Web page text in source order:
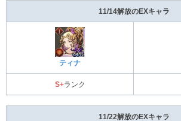
11/14解放のEXキャラ
ティナ
S+ランク
11/22解放のEXキャラ